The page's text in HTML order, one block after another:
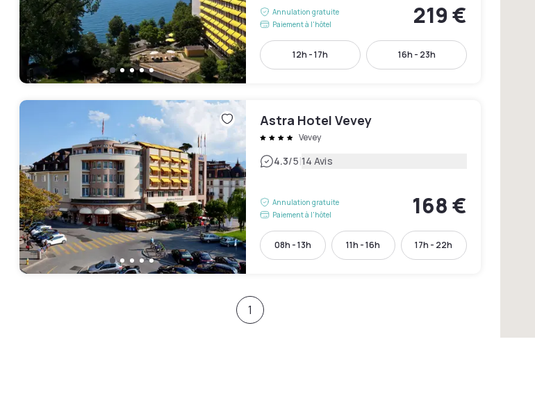
Annulation gratuite
Paiement à l'hôtel
219 €
12h - 17h 16h - 23h
Astra Hotel Vevey
Vevey
4.3/5|14 Avis
Annulation gratuite
Paiement à l'hôtel
168 €
08h - 13h 11h - 16h 17h - 22h
1